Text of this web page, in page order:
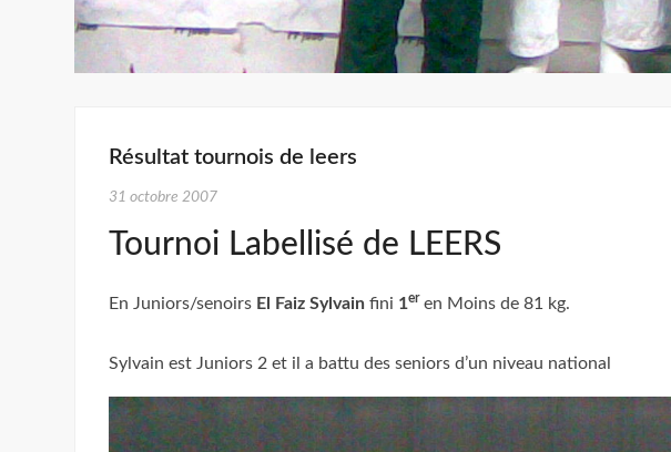
Résultat tournois de leers
31 octobre 2007
Tournoi Labellisé de LEERS
En Juniors/senoirs El Faiz Sylvain fini 1er en Moins de 81 kg.
Sylvain est Juniors 2 et il a battu des seniors d’un niveau national